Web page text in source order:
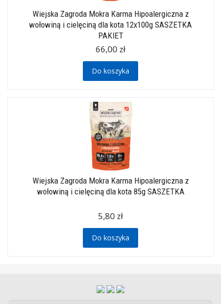
Wiejska Zagroda Mokra Karma Hipoalergiczna z
wołowiną i cielęciną dla kota 12x100g SASZETKA
PAKIET
66,00 zł
Do koszyka
Wiejska Zagroda Mokra Karma Hipoalergiczna z
wołowiną i cielęciną dla kota 85g SASZETKA
5,80 zł
Do koszyka